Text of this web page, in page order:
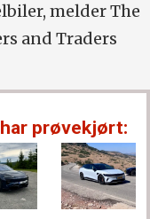
melder The
and Traders
prøvekjørt: